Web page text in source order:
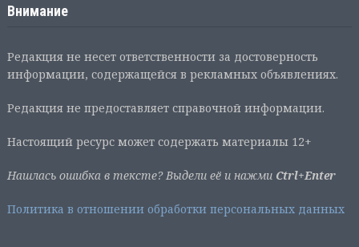
Внимание
Редакция не несет ответственности за достоверность
информации, содержащейся в рекламных объявлениях.
Редакция не предоставляет справочной информации.
Настоящий ресурс может содержать материалы 12+
Нашлась ошибка в тексте? Выдели её и нажми Ctrl+Enter
Политика в отношении обработки персональных данных